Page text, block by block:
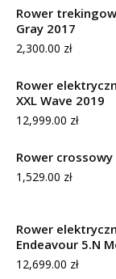
Rower
Gray 2017
2,300.00 zł
Rower
XXL Wave 2019
12,999.00 zł
Rower crossowy
1,529.00 zł
Rower
Endeavour 5.N
12,699.00 zł